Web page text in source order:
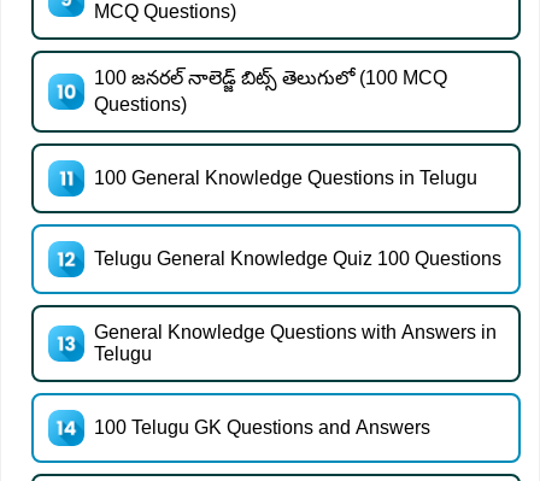
MCQ Questions)
100 జనరల్ నాలెడ్జ్ బిట్స్ తెలుగులో (100 MCQ
Questions)
100 General Knowledge Questions in Telugu
Telugu General Knowledge Quiz 100 Questions
General Knowledge Questions with Answers in
Telugu
100 Telugu GK Questions and Answers